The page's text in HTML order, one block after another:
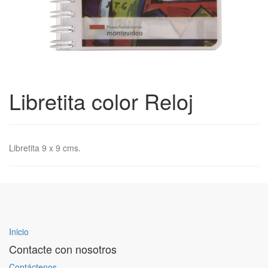
Libretita color Reloj
Libretita 9 x 9 cms.
Inicio
Contacte con nosotros